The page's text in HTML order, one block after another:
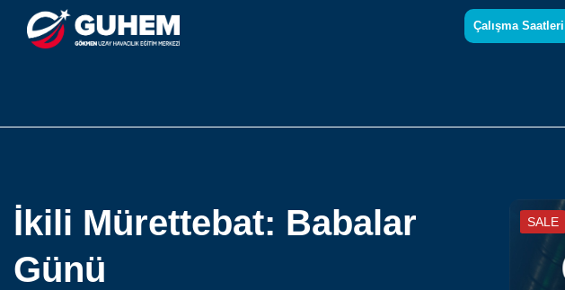
Çalışma Saatleri
İkili Mürettebat: Babalar
Günü
SALE